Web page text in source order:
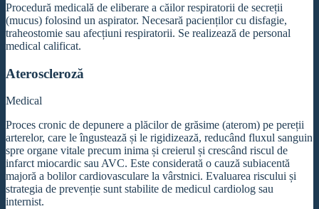
Procedură medicală de eliberare a căilor respiratorii de secreții
(mucus) folosind un aspirator. Necesară pacienților cu disfagie,
traheostomie sau afecțiuni respiratorii. Se realizează de personal
medical calificat.
Ateroscleroză
Medical
Proces cronic de depunere a plăcilor de grăsime (aterom) pe pereții
arterelor, care le îngustează și le rigidizează, reducând fluxul sanguin
spre organe vitale precum inima și creierul și crescând riscul de
infarct miocardic sau AVC. Este considerată o cauză subiacentă
majoră a bolilor cardiovasculare la vârstnici. Evaluarea riscului și
strategia de prevenție sunt stabilite de medicul cardiolog sau
internist.